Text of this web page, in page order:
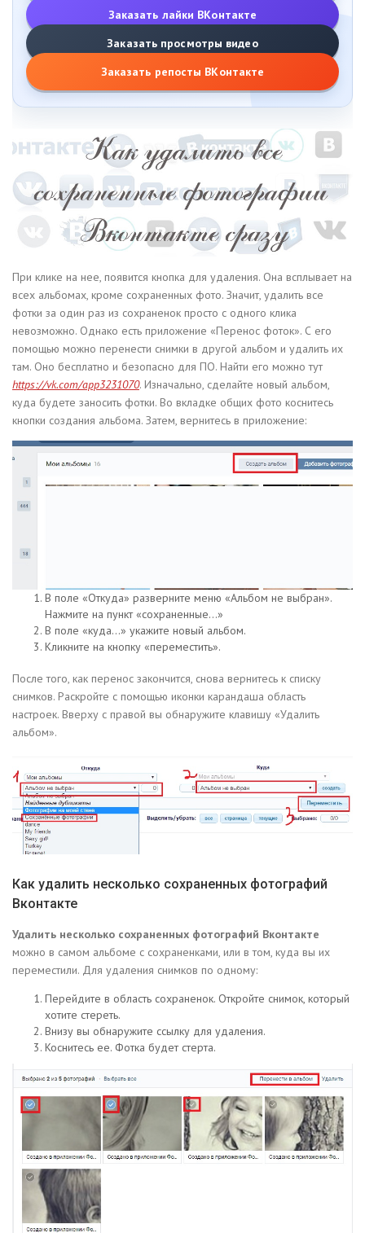
Заказать лайки ВКонтакте
Заказать просмотры видео
Заказать репосты ВКонтакте
При клике на нее, появится кнопка для удаления. Она всплывает на
всех альбомах, кроме сохраненных фото. Значит, удалить все
фотки за один раз из сохраненок просто с одного клика
невозможно. Однако есть приложение «Перенос фоток». С его
помощью можно перенести снимки в другой альбом и удалить их
там. Оно бесплатно и безопасно для ПО. Найти его можно тут
https://vk.com/app3231070. Изначально, сделайте новый альбом,
куда будете заносить фотки. Во вкладке общих фото коснитесь
кнопки создания альбома. Затем, вернитесь в приложение:
В поле «Откуда» разверните меню «Альбом не выбран».
Нажмите на пункт «сохраненные…»
В поле «куда…» укажите новый альбом.
Кликните на кнопку «переместить».
После того, как перенос закончится, снова вернитесь к списку
снимков. Раскройте с помощью иконки карандаша область
настроек. Вверху с правой вы обнаружите клавишу «Удалить
альбом».
Как удалить несколько сохраненных фотографий
Вконтакте
Удалить несколько сохраненных фотографий Вконтакте
можно в самом альбоме с сохраненками, или в том, куда вы их
переместили. Для удаления снимков по одному:
Перейдите в область сохраненок. Откройте снимок, который
хотите стереть.
Внизу вы обнаружите ссылку для удаления.
Коснитесь ее. Фотка будет стерта.